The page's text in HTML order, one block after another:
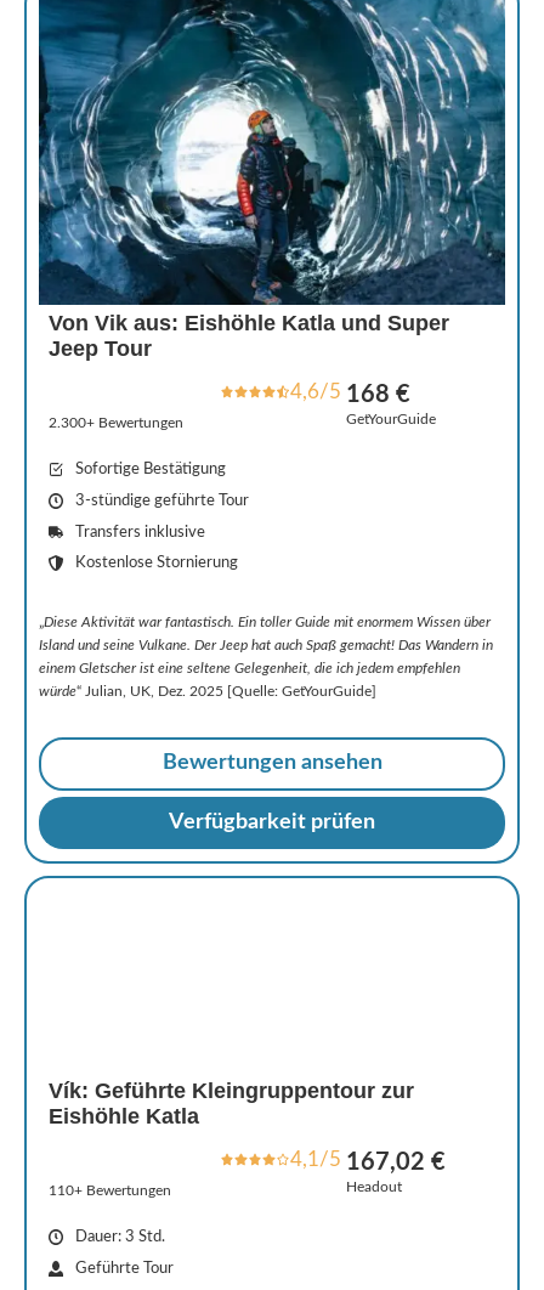
Von Vik aus: Eishöhle Katla und Super
Jeep Tour
4,6/5
2.300+ Bewertungen
168 €
GetYourGuide
Sofortige Bestätigung
3-stündige geführte Tour
Transfers inklusive
Kostenlose Stornierung
„Diese Aktivität war fantastisch. Ein toller Guide mit enormem Wissen über
Island und seine Vulkane. Der Jeep hat auch Spaß gemacht! Das Wandern in
einem Gletscher ist eine seltene Gelegenheit, die ich jedem empfehlen
würde“ Julian, UK, Dez. 2025 [Quelle: GetYourGuide]
Bewertungen ansehen
Verfügbarkeit prüfen
Vík: Geführte Kleingruppentour zur
Eishöhle Katla
4,1/5
110+ Bewertungen
167,02 €
Headout
Dauer: 3 Std.
Geführte Tour